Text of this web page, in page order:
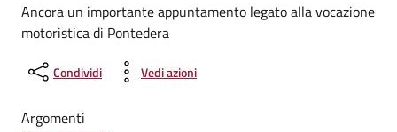
Ancora un importante appuntamento legato alla vocazione
motoristica di Pontedera
Condividi Vedi azioni
Argomenti